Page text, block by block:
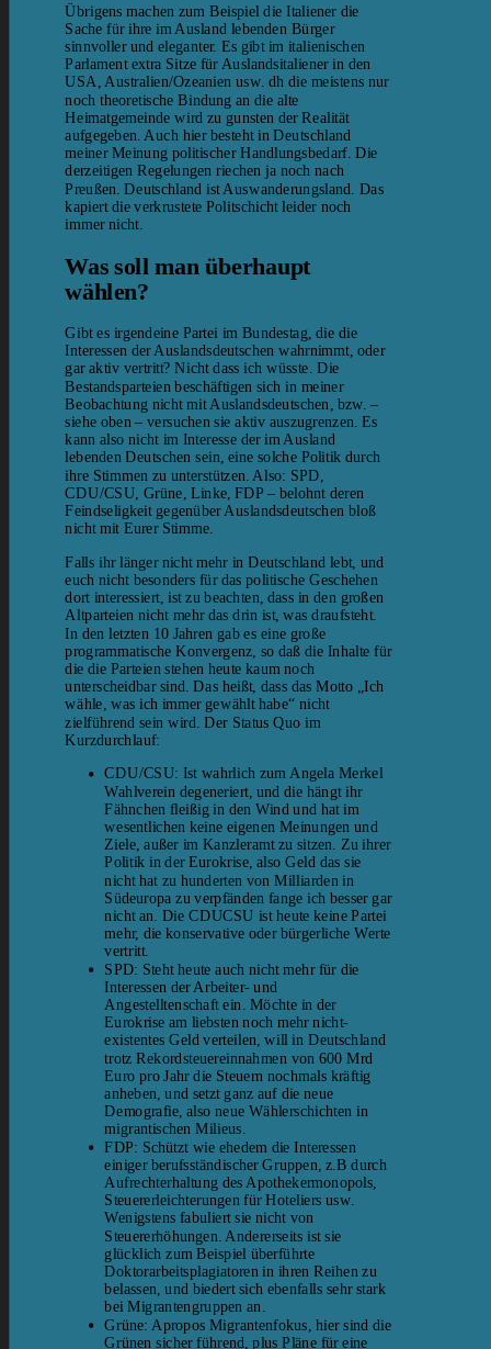
Übrigens machen zum Beispiel die Italiener die
Sache für ihre im Ausland lebenden Bürger
sinnvoller und eleganter. Es gibt im italienischen
Parlament extra Sitze für Auslandsitaliener in den
USA, Australien/Ozeanien usw. dh die meistens nur
noch theoretische Bindung an die alte
Heimatgemeinde wird zu gunsten der Realität
aufgegeben. Auch hier besteht in Deutschland
meiner Meinung politischer Handlungsbedarf. Die
derzeitigen Regelungen riechen ja noch nach
Preußen. Deutschland ist Auswanderungsland. Das
kapiert die verkrustete Politschicht leider noch
immer nicht.
Was soll man überhaupt
wählen?
Gibt es irgendeine Partei im Bundestag, die die
Interessen der Auslandsdeutschen wahrnimmt, oder
gar aktiv vertritt? Nicht dass ich wüsste. Die
Bestandsparteien beschäftigen sich in meiner
Beobachtung nicht mit Auslandsdeutschen, bzw. –
siehe oben – versuchen sie aktiv auszugrenzen. Es
kann also nicht im Interesse der im Ausland
lebenden Deutschen sein, eine solche Politik durch
ihre Stimmen zu unterstützen. Also: SPD,
CDU/CSU, Grüne, Linke, FDP – belohnt deren
Feindseligkeit gegenüber Auslandsdeutschen bloß
nicht mit Eurer Stimme.
Falls ihr länger nicht mehr in Deutschland lebt, und
euch nicht besonders für das politische Geschehen
dort interessiert, ist zu beachten, dass in den großen
Altparteien nicht mehr das drin ist, was draufsteht.
In den letzten 10 Jahren gab es eine große
programmatische Konvergenz, so daß die Inhalte für
die die Parteien stehen heute kaum noch
unterscheidbar sind. Das heißt, dass das Motto „Ich
wähle, was ich immer gewählt habe“ nicht
zielführend sein wird. Der Status Quo im
Kurzdurchlauf:
CDU/CSU: Ist wahrlich zum Angela Merkel
Wahlverein degeneriert, und die hängt ihr
Fähnchen fleißig in den Wind und hat im
wesentlichen keine eigenen Meinungen und
Ziele, außer im Kanzleramt zu sitzen. Zu ihrer
Politik in der Eurokrise, also Geld das sie
nicht hat zu hunderten von Milliarden in
Südeuropa zu verpfänden fange ich besser gar
nicht an. Die CDUCSU ist heute keine Partei
mehr, die konservative oder bürgerliche Werte
vertritt.
SPD: Steht heute auch nicht mehr für die
Interessen der Arbeiter- und
Angestelltenschaft ein. Möchte in der
Eurokrise am liebsten noch mehr nicht-
existentes Geld verteilen, will in Deutschland
trotz Rekordsteuereinnahmen von 600 Mrd
Euro pro Jahr die Steuern nochmals kräftig
anheben, und setzt ganz auf die neue
Demografie, also neue Wählerschichten in
migrantischen Milieus.
FDP: Schützt wie ehedem die Interessen
einiger berufsständischer Gruppen, z.B durch
Aufrechterhaltung des Apothekermonopols,
Steuererleichterungen für Hoteliers usw.
Wenigstens fabuliert sie nicht von
Steuererhöhungen. Andererseits ist sie
glücklich zum Beispiel überführte
Doktorarbeitsplagiatoren in ihren Reihen zu
belassen, und biedert sich ebenfalls sehr stark
bei Migrantengruppen an.
Grüne: Apropos Migrantenfokus, hier sind die
Grünen sicher führend, plus Pläne für eine